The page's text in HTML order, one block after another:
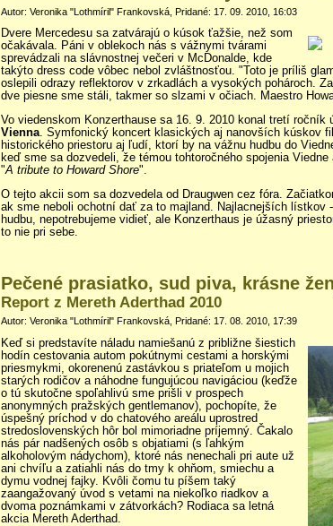
Autor: Veronika "Lothmíril" Frankovská, Pridané: 17. 09. 2010, 16:03
Dvere Mercedesu sa zatvárajú o kúsok ťažšie, než som
očakávala. Páni v oblekoch nás s vážnymi tvárami
sprevádzali na slávnostnej večeri v McDonalde, kde
takýto dress code vôbec nebol zvláštnosťou. "Toto je príliš
oslepili odrazy reflektorov v zrkadlách a vysokých pohároch.
dve piesne sme stáli, takmer so slzami v očiach. Maestro
Vo viedenskom Konzerthause sa 16. 9. 2010 konal tretí ročník
Vienna. Symfonický koncert klasických aj nanovších kúskov
historického priestoru aj ľudí, ktorí by na vážnu hudbu do
keď sme sa dozvedeli, že témou tohtoročného spojenia Viedne
"A tribute to Howard Shore".
O tejto akcii som sa dozvedela od Draugwen cez fóra.
ak sme neboli ochotní dať za to majland. Najlacnejších lístkov
hudbu, nepotrebujeme vidieť, ale Konzerthaus je úžasný
to nie pri sebe.
Pečené prasiatko, sud piva, krásne
Report z Mereth Aderthad 2010
Autor: Veronika "Lothmíril" Frankovská, Pridané: 17. 08. 2010, 17:39
Keď si predstavíte náladu namiešanú z približne šiestich
hodín cestovania autom pokútnymi cestami a horskými
priesmykmi, okorenenú zastávkou s priateľom u mojich
starých rodičov a náhodne fungujúcou navigáciou (keďže
o tú skutočne spoľahlivú sme prišli v prospech
anonymných pražských gentlemanov), pochopíte, že
úspešný príchod v do chatového areálu uprostred
stredoslovenských hôr bol mimoriadne príjemný. Čakalo
nás pár nadšených osôb s objatiami (s ľahkým
alkoholovým nádychom), ktoré nás nenechali pri aute už
ani chvíľu a zatiahli nás do tmy k ohňom, smiechu a
dymu vodnej fajky. Kvôli čomu tu píšem taký
zaangažovaný úvod s vetami na niekoľko riadkov a
dvoma poznámkami v zátvorkách? Rodiaca sa letná
akcia Mereth Aderthad.